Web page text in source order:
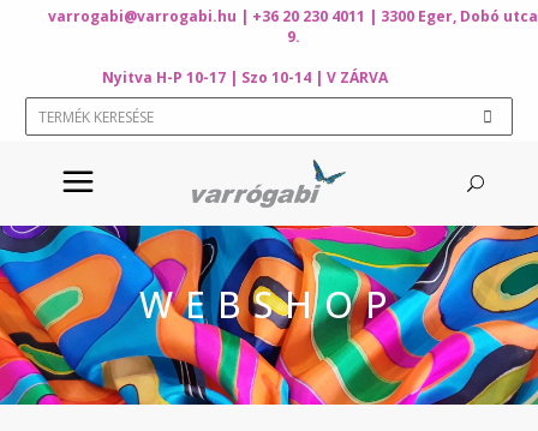
varrogabi@varrogabi.hu | +36 20 230 4011 | 3300 Eger, Dobó utca
9.
Nyitva H-P 10-17 | Szo 10-14 | V ZÁRVA
WEBSHOP